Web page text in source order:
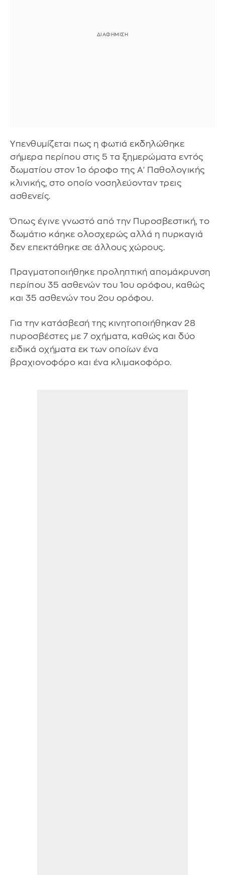
Υπενθυμίζεται πως η φωτιά εκδηλώθηκε
σήμερα περίπου στις 5 τα ξημερώματα εντός
δωματίου στον 1ο όροφο της Α' Παθολογικής
κλινικής, στο οποίο νοσηλεύονταν τρεις
ασθενείς.
Όπως έγινε γνωστό από την Πυροσβεστική, το
δωμάτιο κάηκε ολοσχερώς αλλά η πυρκαγιά
δεν επεκτάθηκε σε άλλους χώρους.
Πραγματοποιήθηκε προληπτική απομάκρυνση
περίπου 35 ασθενών του 1ου ορόφου, καθώς
και 35 ασθενών του 2ου ορόφου.
Για την κατάσβεσή της κινητοποιήθηκαν 28
πυροσβέστες με 7 οχήματα, καθώς και δύο
ειδικά οχήματα εκ των οποίων ένα
βραχιονοφόρο και ένα κλιμακοφόρο.